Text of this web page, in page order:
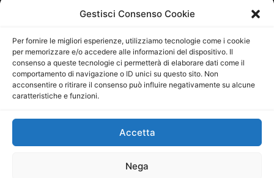
Gestisci Consenso Cookie
Per fornire le migliori esperienze, utilizziamo tecnologie come i cookie
per memorizzare e/o accedere alle informazioni del dispositivo. Il
consenso a queste tecnologie ci permetterà di elaborare dati come il
comportamento di navigazione o ID unici su questo sito. Non
acconsentire o ritirare il consenso può influire negativamente su alcune
caratteristiche e funzioni.
Accetta
Nega
29/09/2015
Direttore Editoriale: Maurizio Scaglione
Direttore Responsabile: Maria Calabrese
P.IVA: 06334930820
Mercurio Comunicazione Società Cooperativa a r.l. è
iscritta al Registro degli Operatori di Comunicazione al